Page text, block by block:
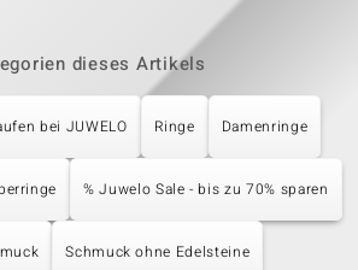
dieses Artikels
bei JUWELO Ringe Damenringe
% Juwelo Sale - bis zu 70% sparen
Schmuck ohne Edelsteine